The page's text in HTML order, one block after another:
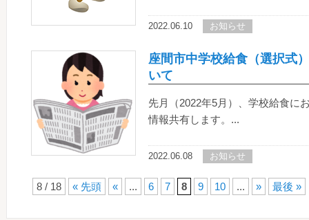
2022.06.10 お知らせ
座間市中学校給食（選択式
いて
先月（2022年5月）、学校給食に
情報共有します。...
2022.06.08 お知らせ
8 / 18 « 先頭 « ... 6 7 8 9 10 ... » 最後 »